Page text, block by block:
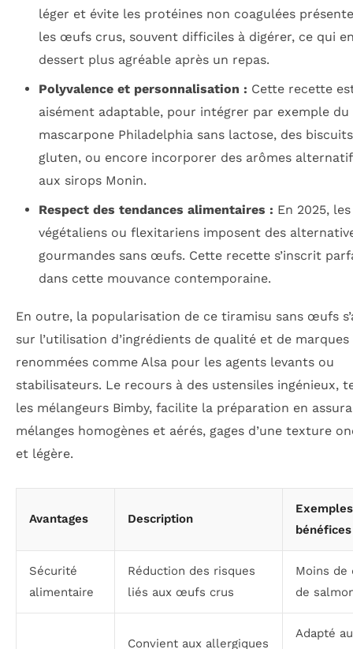
léger et évite les protéines non coagulées
les œufs crus, souvent difficiles à digérer, ce qui
dessert plus agréable après un repas.
Polyvalence et personnalisation : Cette recette
aisément adaptable, pour intégrer par exemple du
mascarpone Philadelphia sans lactose, des
gluten, ou encore incorporer des arômes
aux sirops Monin.
Respect des tendances alimentaires : En 2025,
végétaliens ou flexitariens imposent des
gourmandes sans œufs. Cette recette s’inscrit
dans cette mouvance contemporaine.
En outre, la popularisation de ce tiramisu sans œufs
sur l’utilisation d’ingrédients de qualité et de marques
renommées comme Alsa pour les agents levants ou
stabilisateurs. Le recours à des ustensiles ingénieux,
les mélangeurs Bimby, facilite la préparation en
mélanges homogènes et aérés, gages d’une texture
et légère.
Avantages Description
bénéfices
Sécurité
alimentaire
Réduction des risques
liés aux œufs crus
Moins de
de
Convient aux allergiques
Adapté